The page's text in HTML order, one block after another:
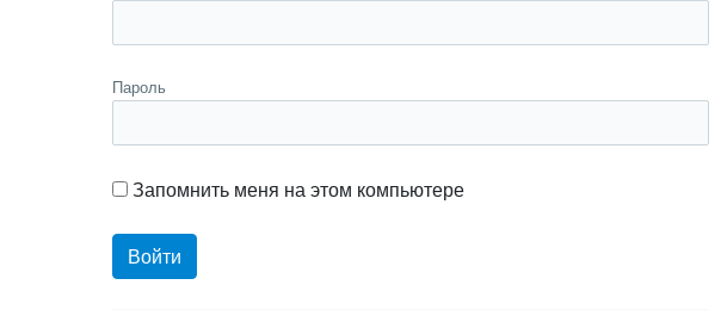
Пароль
Запомнить меня на этом компьютере